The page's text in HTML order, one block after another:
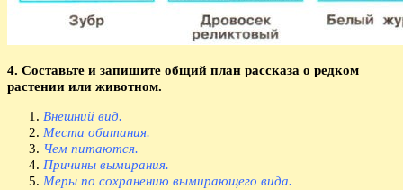
4. Составьте и запишите общий план рассказа о редком
растении или животном.
Внешний вид.
Места обитания.
Чем питаются.
Причины вымирания.
Меры по сохранению вымирающего вида.